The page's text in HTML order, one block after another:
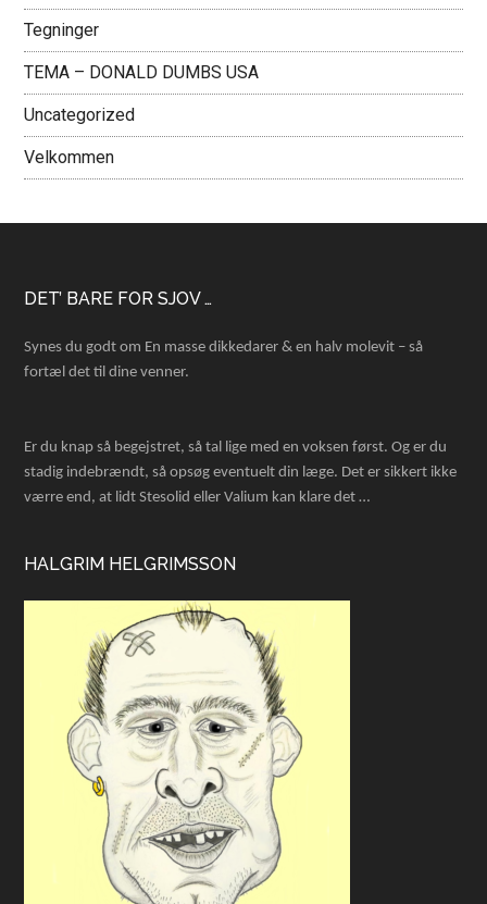
Tegninger
TEMA – DONALD DUMBS USA
Uncategorized
Velkommen
Footer
DET’ BARE FOR SJOV …
Synes du godt om En masse dikkedarer & en halv molevit – så
fortæl det til dine venner.
Er du knap så begejstret, så tal lige med en voksen først. Og er du
stadig indebrændt, så opsøg eventuelt din læge. Det er sikkert ikke
værre end, at lidt Stesolid eller Valium kan klare det …
HALGRIM HELGRIMSSON